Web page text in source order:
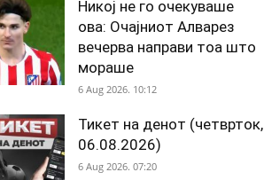
Никој не го очекуваше
ова: Очајниот Алварез
вечерва направи тоа што
мораше
6 Aug 2026. 10:12
Тикет на денот (четврток,
06.08.2026)
6 Aug 2026. 07:20